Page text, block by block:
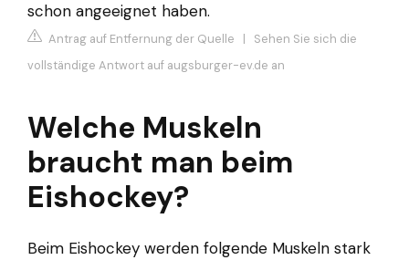
schon angeeignet haben.
Antrag auf Entfernung der Quelle | Sehen Sie sich die
vollständige Antwort auf augsburger-ev.de an
Welche Muskeln
braucht man beim
Eishockey?
Beim Eishockey werden folgende Muskeln stark